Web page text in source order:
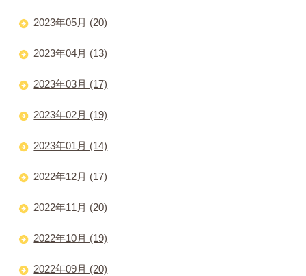
2023年05月 (20)
2023年04月 (13)
2023年03月 (17)
2023年02月 (19)
2023年01月 (14)
2022年12月 (17)
2022年11月 (20)
2022年10月 (19)
2022年09月 (20)